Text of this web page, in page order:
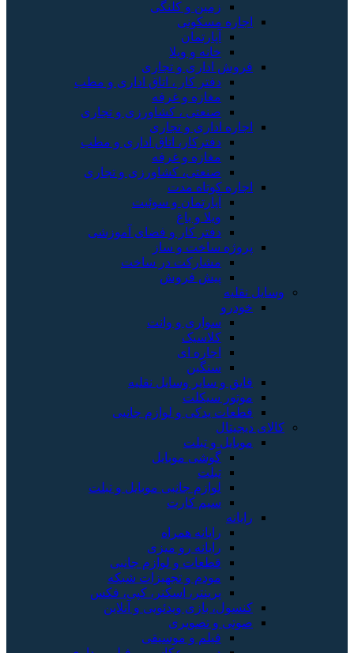
زمین و کلنگی
اجاره مسکونی
آپارتمان
خانه و ویلا
فروش اداری و تجاری
دفتر کار ، اتاق اداری و مطب
مغازه و غرفه
صنعتی ، کشاورزی و تجاری
اجاره اداری و تجاری
دفترکار، اتاق اداری و مطب
مغازه و غرفه
صنعتی، کشاورزی و تجاری
اجاره کوتاه مدت
آپارتمان و سوئیت
ویلا و باغ
دفتر کار و فضای آموزشی
پروژه ساخت و ساز
مشارکت در ساخت
پیش فروش
وسایل نقلیه
خودرو
سواری و وانت
کلاسیک
اجاره ای
سنگین
قایق و سایر وسایل نقلیه
موتور سیکلت
قطعات یدکی و لوازم جانبی
کالای دیجیتال
موبایل و تبلت
گوشی موبایل
تبلت
لوازم جانبی موبایل و تبلت
سیم کارت
رایانه
رایانه همراه
رایانه رو میزی
قطعات و لوازم جانبی
مودم و تجهیزات شبکه
پرینتر، اسکنر، کپی، فکس
کنسول، بازی‌ ویدئویی و آنلاین
صوتی و تصویری
فیلم و موسیقی